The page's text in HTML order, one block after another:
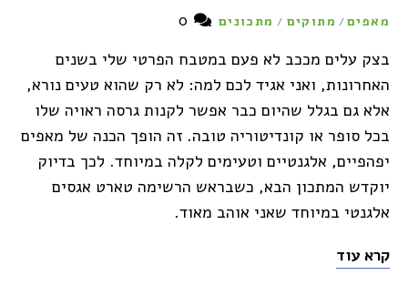
מאפים / מתוקים / מתכונים
בצק עלים מככב לא פעם במטבח הפרטי שלי בשנים
האחרונות, ואני אגיד לכם למה: לא רק שהוא טעים נורא,
אלא גם בגלל שהיום כבר אפשר לקנות גרסה ראויה שלו
בכל סופר או קונדיטוריה טובה. זה הופך הכנה של מאפים
יפהפיים, אלגנטיים וטעימים לקלה במיוחד. לכך בדיוק
יוקדש המתכון הבא, כשבראש הרשימה טארט אגסים
אלגנטי במיוחד שאני אוהב מאוד.
קרא עוד